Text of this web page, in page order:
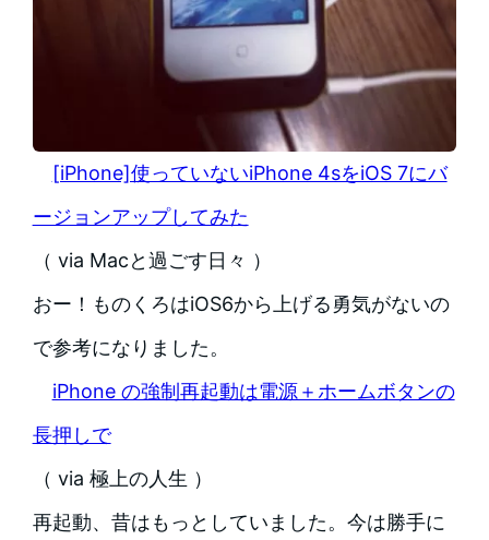
[iPhone]使っていないiPhone 4sをiOS 7にバ
ージョンアップしてみた
（ via Macと過ごす日々 ）
おー！ものくろはiOS6から上げる勇気がないの
で参考になりました。
iPhone の強制再起動は電源＋ホームボタンの
長押しで
（ via 極上の人生 ）
再起動、昔はもっとしていました。今は勝手に